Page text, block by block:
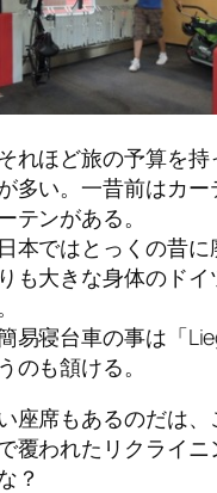
れほど旅の予算を
多い。一昔前はカ
テンがある。
本ではとっくの昔
も大きな身体のド
易寝台車の事は「
のも頷ける。
座席もあるのだは、
覆われたリクライ
？